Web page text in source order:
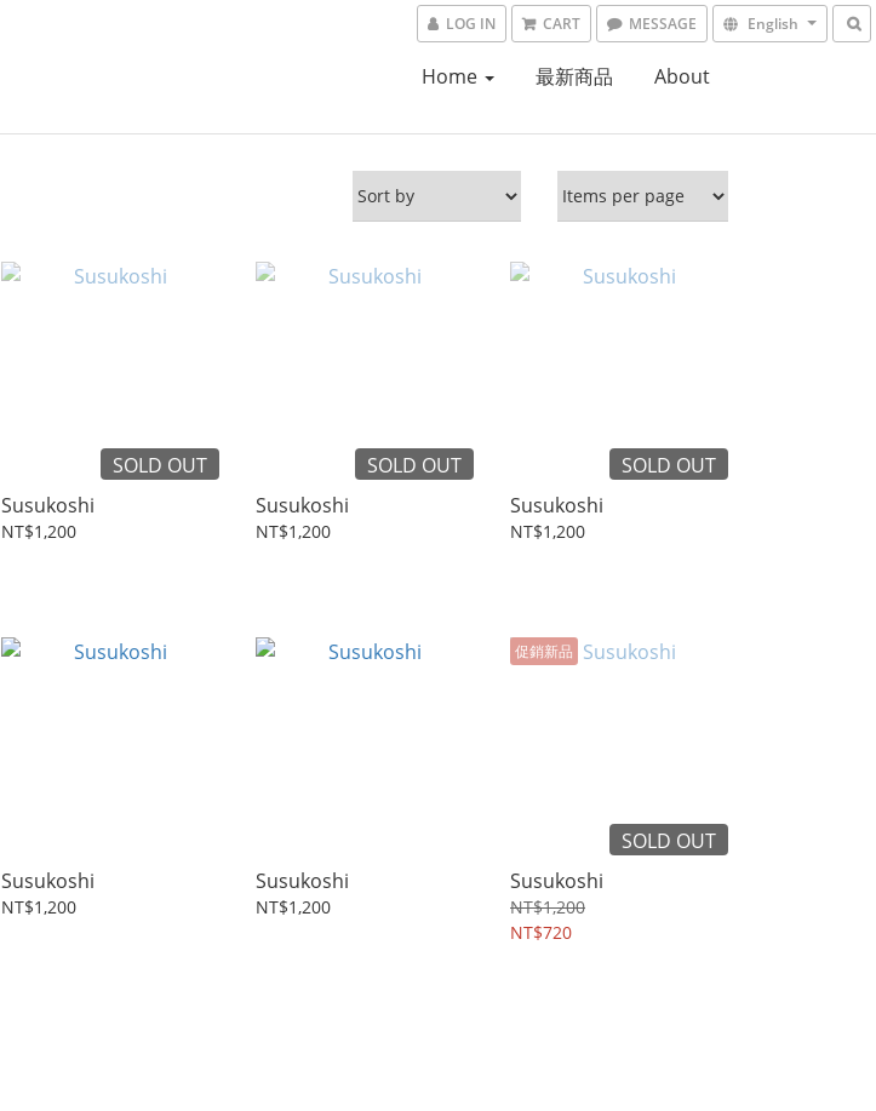
LOG IN CART MESSAGE English
Home 最新商品 About
SOLD OUT
Susukoshi
NT$1,200
SOLD OUT
Susukoshi
NT$1,200
SOLD OUT
Susukoshi
NT$1,200
Susukoshi
NT$1,200
Susukoshi
NT$1,200
促銷新品
SOLD OUT
Susukoshi
NT$1,200
NT$720